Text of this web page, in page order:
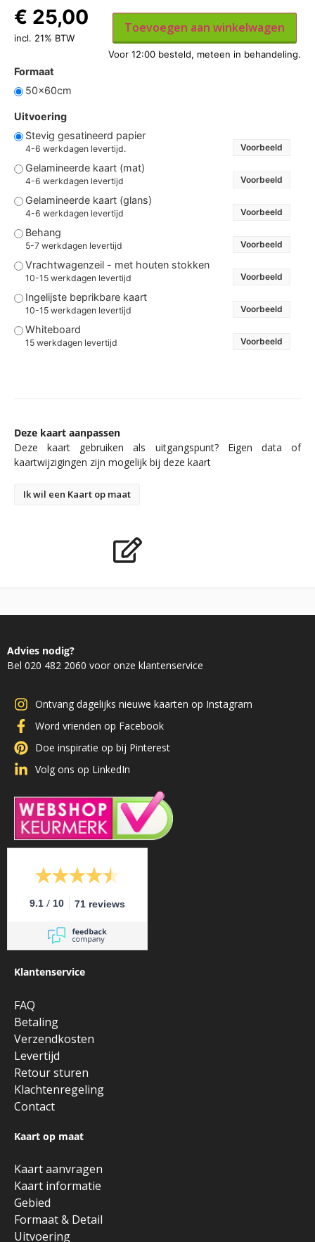
Formaat
50x60cm
Uitvoering
Stevig gesatineerd papier
4-6 werkdagen levertijd. Voorbeeld
Gelamineerde kaart (mat)
4-6 werkdagen levertijd Voorbeeld
Gelamineerde kaart (glans)
4-6 werkdagen levertijd Voorbeeld
Behang
5-7 werkdagen levertijd Voorbeeld
Vrachtwagenzeil - met houten stokken
10-15 werkdagen levertijd Voorbeeld
Ingelijste beprikbare kaart
10-15 werkdagen levertijd Voorbeeld
Whiteboard
15 werkdagen levertijd Voorbeeld
€ 25,00
incl. 21% BTW
Toevoegen aan winkelwagen
Deze kaart aanpassen
Deze kaart gebruiken als uitgangspunt? Eigen data of
kaartwijzigingen zijn mogelijk bij deze kaart
Ik wil een Kaart op maat
Advies nodig?
Bel 020 482 2060 voor onze klantenservice
Ontvang dagelijks nieuwe kaarten op Instagram
Word vrienden op Facebook
Doe inspiratie op bij Pinterest
Volg ons op LinkedIn
9.1 / 10 71 reviews
Klantenservice
FAQ
Betaling
Verzendkosten
Levertijd
Retour sturen
Klachtenregeling
Contact
Kaart op maat
Kaart aanvragen
Kaart informatie
Gebied
Formaat & Detail
Uitvoering